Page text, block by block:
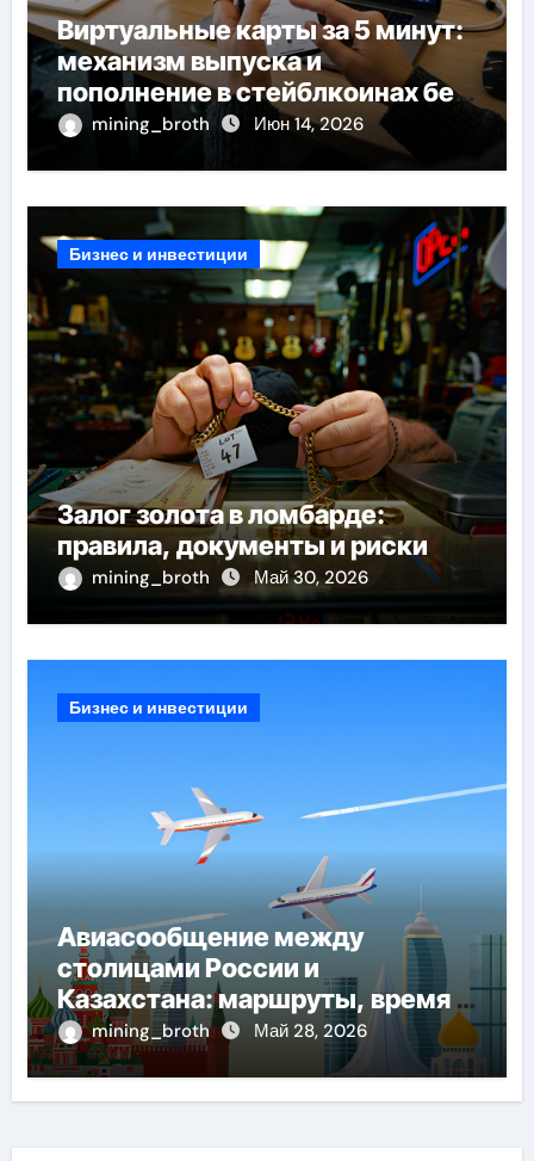
Виртуальные карты за 5 минут:
механизм выпуска и
пополнение в стейблкоинах без
банковской верификации
mining_broth Июн 14, 2026
Бизнес и инвестиции
Залог золота в ломбарде:
правила, документы и риски
mining_broth Май 30, 2026
Бизнес и инвестиции
Авиасообщение между
столицами России и
Казахстана: маршруты, время в
пути и особенности перелёта
mining_broth Май 28, 2026